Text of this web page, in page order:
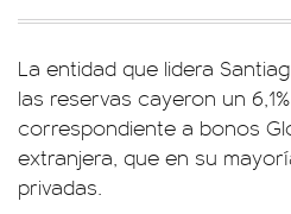
La entidad que lidera
las reservas cayeron un
correspondiente a bonos
extranjera, que en su
privadas.